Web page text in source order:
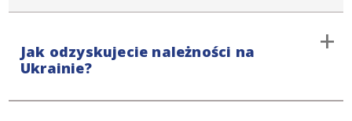
Jak odzyskujecie należności na
Ukrainie?